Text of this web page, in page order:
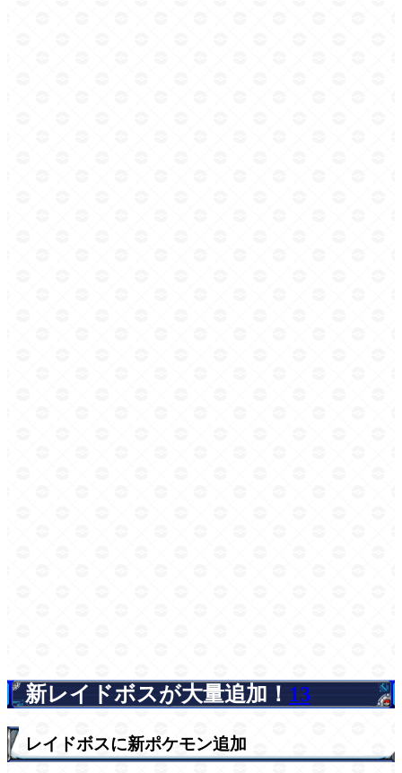
新レイドボスが大量追加！ 13
レイドボスに新ポケモン追加